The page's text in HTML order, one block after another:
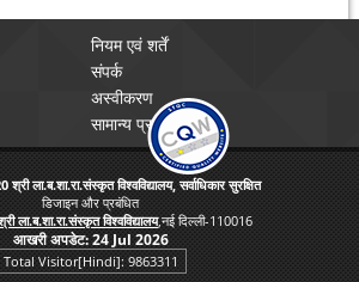
नियम एवं शर्तें
संपर्क
अस्वीकरण
सामान्य प्रश्न
ला.ब.शा.रा.संस्कृत विश्वविद्यालय, सर्वाधिकार सुरक्षित
डिजाइन और प्रबंधित
ला.ब.शा.रा.संस्कृत विश्वविद्यालय,नई दिल्ली-110016
आखरी अपडेट:24 Jul 2026
Total Visitor[Hindi]: 9863311